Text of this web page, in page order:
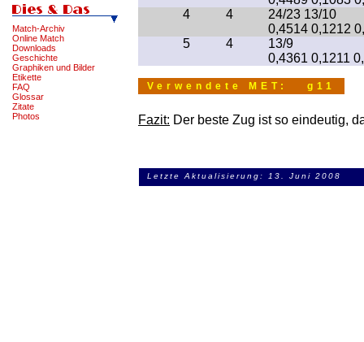
Match-Archiv
Online Match
Downloads
Geschichte
Graphiken und Bilder
Etikette
FAQ
Glossar
Zitate
Photos
4
4
24/23 13/10
0,4514 0,1212
5
4
13/9
0,4361 0,1211
Verwendete MET: g11
Fazit: Der beste Zug ist so eindeutig,
Letzte Aktualisierung: 13. Juni 2008